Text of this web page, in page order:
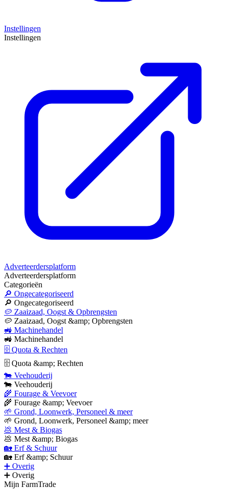
Instellingen
Instellingen
Adverteerdersplatform
Adverteerdersplatform
Categorieën
🔎 Ongecategoriseerd
🔎 Ongecategoriseerd
🥔 Zaaizaad, Oogst & Opbrengsten
🥔 Zaaizaad, Oogst &amp; Opbrengsten
🚜 Machinehandel
🚜 Machinehandel
🗄 Quota & Rechten
🗄 Quota &amp; Rechten
🐄 Veehouderij
🐄 Veehouderij
🌾 Fourage & Veevoer
🌾 Fourage &amp; Veevoer
🌱 Grond, Loonwerk, Personeel & meer
🌱 Grond, Loonwerk, Personeel &amp; meer
💩 Mest & Biogas
💩 Mest &amp; Biogas
🏡 Erf & Schuur
🏡 Erf &amp; Schuur
➕ Overig
➕ Overig
Mijn FarmTrade